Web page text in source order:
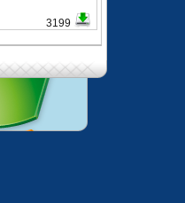
3199